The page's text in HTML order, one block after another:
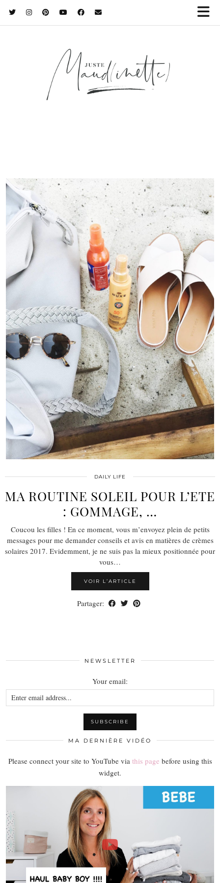
DAILY LIFE
MA ROUTINE SOLEIL POUR L’ETE
: GOMMAGE, …
Coucou les filles ! En ce moment, vous m’envoyez plein de petits
messages pour me demander conseils et avis en matières de crèmes
solaires 2017. Evidemment, je ne suis pas la mieux positionnée pour
vous…
VOIR L’ARTICLE
Partager:
NEWSLETTER
Your email:
MA DERNIÈRE VIDÉO
Please connect your site to YouTube via this page before using this
widget.